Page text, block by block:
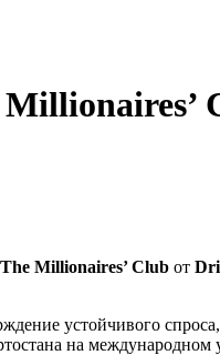
The Millionaires’ Club от
устойчивого
на международном